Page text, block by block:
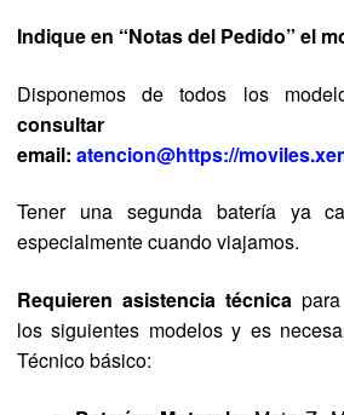
Indique en “Notas del Pedido” el
Disponemos de todos los
email: atencion@https://
Tener una segunda batería ya
especialmente cuando viajamos.
Requieren asistencia técnicapara
los siguientes modelos y es
Técnico básico: